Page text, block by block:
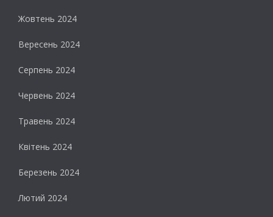
Жовтень 2024
Вересень 2024
Серпень 2024
Червень 2024
Травень 2024
Квітень 2024
Березень 2024
Лютий 2024